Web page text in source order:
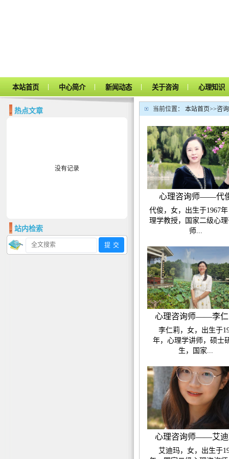
本站首页 | 中心简介 | 新闻动态 | 关于咨询 | 心理知识
热点文章
没有记录
站内检索
当前位置： 本站首页>>咨
心理咨询师——代
代俊，女，出生于1967
理学教授，国家二级心
师...
心理咨询师——李仁
李仁莉，女，出生于
年，心理学讲师，硕士
生，国家...
心理咨询师——艾迪
艾迪玛，女，出生于